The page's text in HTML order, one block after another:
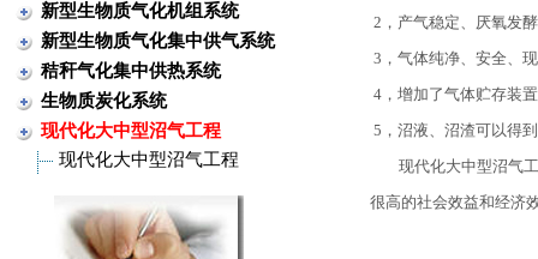
新型生物质气化机组系统
新型生物质气化集中供气系统
秸秆气化集中供热系统
生物质炭化系统
现代化大中型沼气工程
现代化大中型沼气工程
2，产气稳定、厌氧发
3，气体纯净、安全、
4，增加了气体贮存装
5，沼液、沼渣可以得
现代化大中型沼气工
很高的社会效益和经济